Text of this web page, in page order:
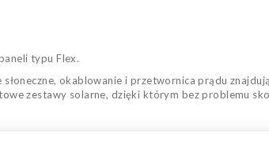
typu Flex.
okablowanie i przetwornica prądu
zestawy solarne, dzięki którym bez problemu